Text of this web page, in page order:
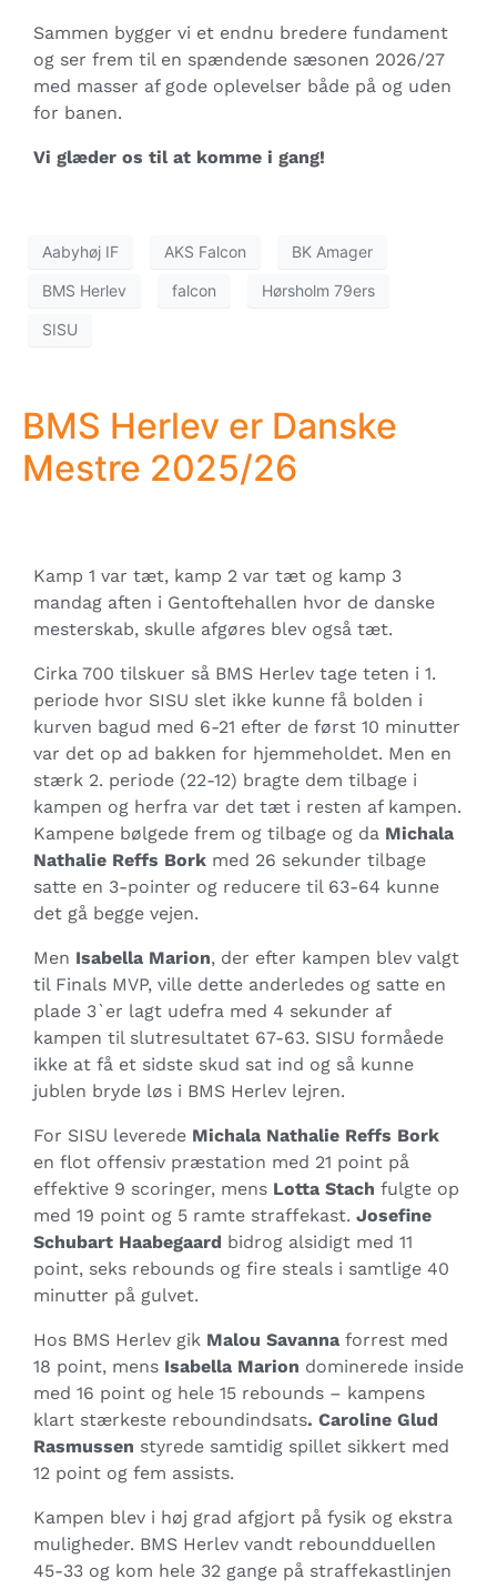
Sammen bygger vi et endnu bredere fundament
og ser frem til en spændende sæsonen 2026/27
med masser af gode oplevelser både på og uden
for banen.
Vi glæder os til at komme i gang!
Aabyhøj IF AKS Falcon BK Amager
BMS Herlev falcon Hørsholm 79ers
SISU
BMS Herlev er Danske
Mestre 2025/26
Kamp 1 var tæt, kamp 2 var tæt og kamp 3
mandag aften i Gentoftehallen hvor de danske
mesterskab, skulle afgøres blev også tæt.
Cirka 700 tilskuer så BMS Herlev tage teten i 1.
periode hvor SISU slet ikke kunne få bolden i
kurven bagud med 6-21 efter de først 10 minutter
var det op ad bakken for hjemmeholdet. Men en
stærk 2. periode (22-12) bragte dem tilbage i
kampen og herfra var det tæt i resten af kampen.
Kampene bølgede frem og tilbage og da Michala
Nathalie Reffs Bork med 26 sekunder tilbage
satte en 3-pointer og reducere til 63-64 kunne
det gå begge vejen.
Men Isabella Marion, der efter kampen blev valgt
til Finals MVP, ville dette anderledes og satte en
plade 3`er lagt udefra med 4 sekunder af
kampen til slutresultatet 67-63. SISU formåede
ikke at få et sidste skud sat ind og så kunne
jublen bryde løs i BMS Herlev lejren.
For SISU leverede Michala Nathalie Reffs Bork
en flot offensiv præstation med 21 point på
effektive 9 scoringer, mens Lotta Stach fulgte op
med 19 point og 5 ramte straffekast. Josefine
Schubart Haabegaard bidrog alsidigt med 11
point, seks rebounds og fire steals i samtlige 40
minutter på gulvet.
Hos BMS Herlev gik Malou Savanna forrest med
18 point, mens Isabella Marion dominerede inside
med 16 point og hele 15 rebounds – kampens
klart stærkeste reboundindsats. Caroline Glud
Rasmussen styrede samtidig spillet sikkert med
12 point og fem assists.
Kampen blev i høj grad afgjort på fysik og ekstra
muligheder. BMS Herlev vandt reboundduellen
45-33 og kom hele 32 gange på straffekastlinjen